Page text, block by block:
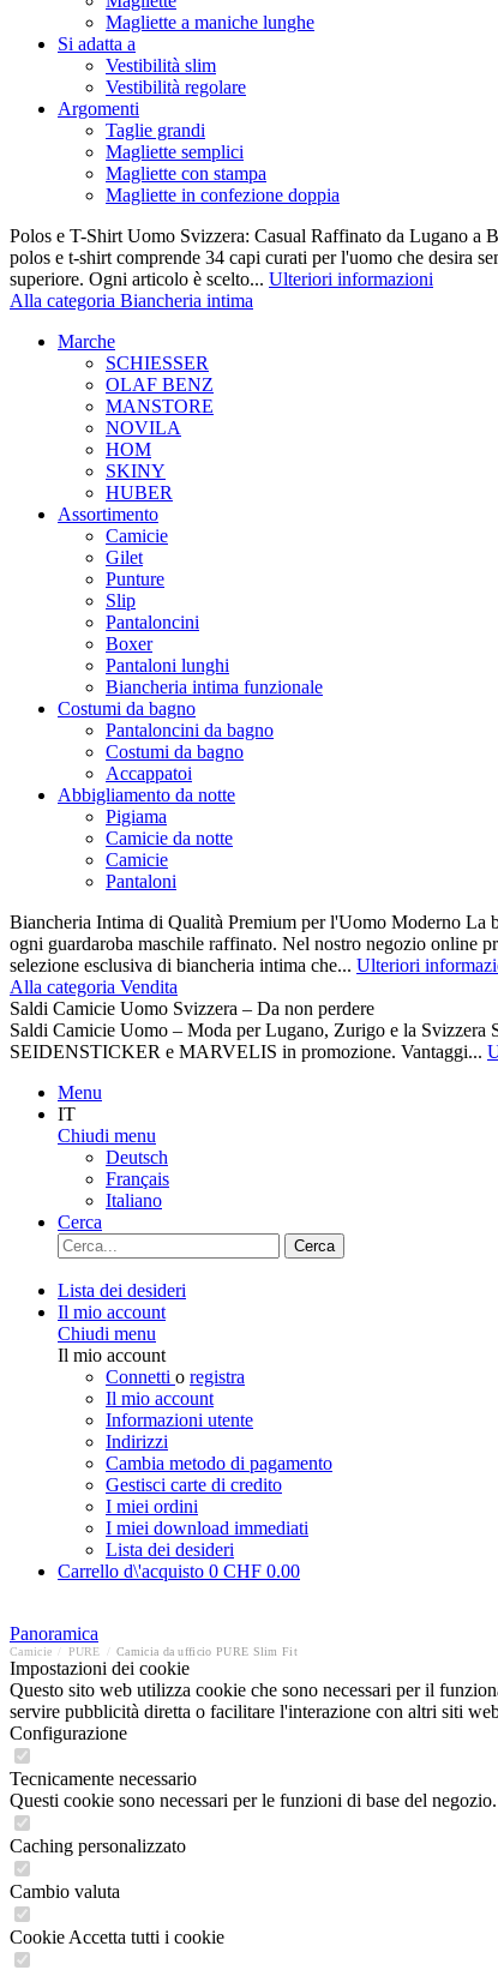
Magliette a maniche lunghe
Si adatta a
Vestibilità slim
Vestibilità regolare
Argomenti
Taglie grandi
Magliette semplici
Magliette con stampa
Magliette in confezione doppia
Polos e T-Shirt Uomo Svizzera: Casual Raffinato da Lugano a
polos e t-shirt comprende 34 capi curati per l'uomo che desira
superiore. Ogni articolo è scelto... Ulteriori informazioni
Alla categoria Biancheria intima
Marche
SCHIESSER
OLAF BENZ
MANSTORE
NOVILA
HOM
SKINY
HUBER
Assortimento
Camicie
Gilet
Punture
Slip
Pantaloncini
Boxer
Pantaloni lunghi
Biancheria intima funzionale
Costumi da bagno
Pantaloncini da bagno
Costumi da bagno
Accappatoi
Abbigliamento da notte
Pigiama
Camicie da notte
Camicie
Pantaloni
Biancheria Intima di Qualità Premium per l'Uomo Moderno La
ogni guardaroba maschile raffinato. Nel nostro negozio online
selezione esclusiva di biancheria intima che... Ulteriori
Alla categoria Vendita
Saldi Camicie Uomo Svizzera – Da non perdere
Saldi Camicie Uomo – Moda per Lugano, Zurigo e la
SEIDENSTICKER e MARVELIS in promozione. Vantaggi...
Menu
IT
Chiudi menu
Deutsch
Français
Italiano
Cerca
Cerca
Lista dei desideri
Il mio account
Chiudi menu
Il mio account
Connetti o registra
Il mio account
Informazioni utente
Indirizzi
Cambia metodo di pagamento
Gestisci carte di credito
I miei ordini
I miei download immediati
Lista dei desideri
Carrello d\'acquisto 0 CHF 0.00
Panoramica
Camicie PURE Camicia da ufficio PURE Slim Fit
Impostazioni dei cookie
Questo sito web utilizza cookie che sono necessari per il
servire pubblicità diretta o facilitare l'interazione con altri siti
Configurazione
Tecnicamente necessario
Questi cookie sono necessari per le funzioni di base del negozio.
Caching personalizzato
Cambio valuta
Cookie Accetta tutti i cookie